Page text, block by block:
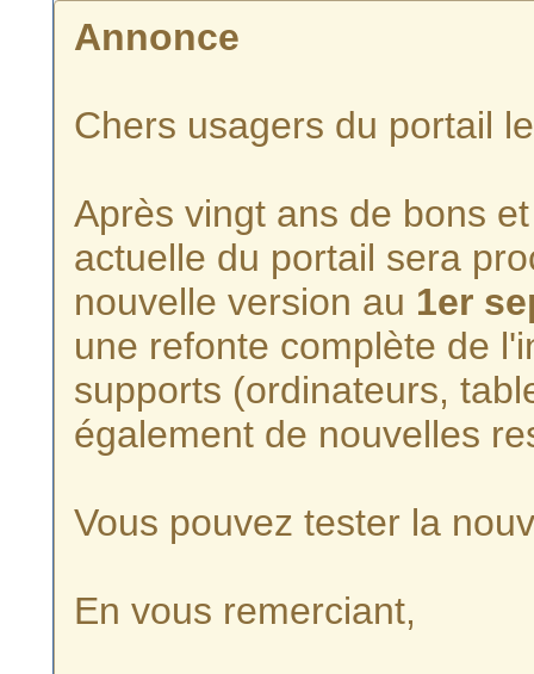
Annonce
Chers usagers du portail
Après vingt ans de bons
actuelle du portail sera
nouvelle version au 1er
une refonte complète de
supports (ordinateurs,
également de nouvelles
Vous pouvez tester la
En vous remerciant,